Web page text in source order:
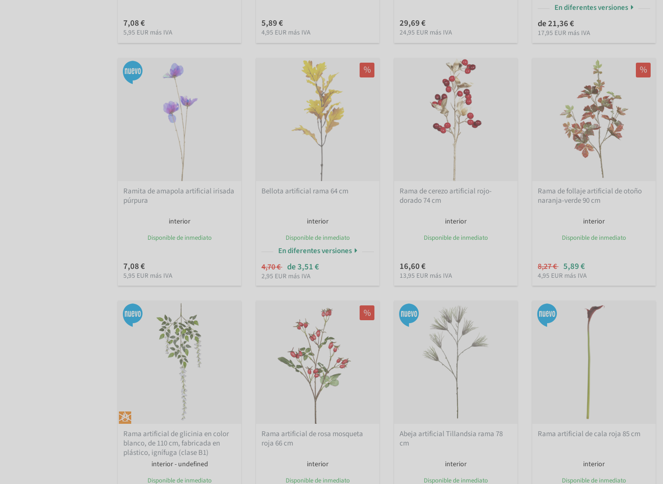
7,08 €
5,95 EUR más IVA
5,89 €
4,95 EUR más IVA
29,69 €
24,95 EUR más IVA
En diferentes versiones
de 21,36 €
17,95 EUR más IVA
Ramita de amapola artificial irisada
púrpura
interior
Disponible de inmediato
7,08 €
5,95 EUR más IVA
%
Bellota artificial rama 64 cm
interior
Disponible de inmediato
En diferentes versiones
4,70 € de 3,51 €
2,95 EUR más IVA
Rama de cerezo artificial rojo-
dorado 74 cm
interior
Disponible de inmediato
16,60 €
13,95 EUR más IVA
%
Rama de follaje artificial de otoño
naranja-verde 90 cm
interior
Disponible de inmediato
8,27 € 5,89 €
4,95 EUR más IVA
Rama artificial de glicinia en color
blanco, de 110 cm, fabricada en
plástico, ignífuga (clase B1)
interior - undefined
Disponible de inmediato
%
Rama artificial de rosa mosqueta
roja 66 cm
interior
Disponible de inmediato
Abeja artificial Tillandsia rama 78
cm
interior
Disponible de inmediato
Rama artificial de cala roja 85 cm
interior
Disponible de inmediato